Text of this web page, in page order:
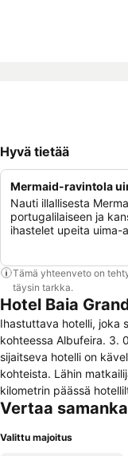
Hyvä tietää
Mermaid-ravintola
Nauti illallisesta
portugalilaiseen ja
ihastelet upeita uima-
Tämä yhteenveto on
täysin tarkka.
Hotel Baia
Ihastuttava hotelli, joka
kohteessa Albufeira. 3.
sijaitseva hotelli on
kohteista. Lähin
kilometrin päässä
vieraiden käytettävissä
lentoasemalle noin 48.
Vertaa
Valittu majoitus